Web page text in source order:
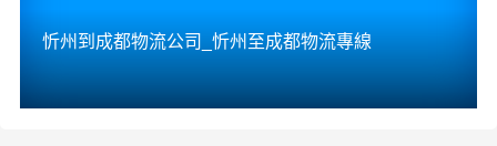
忻州到成都物流公司_忻州至成都物流專線